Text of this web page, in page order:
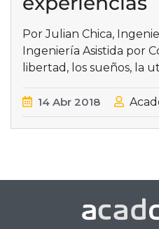
Por Julian Chica,
Ingeniería Asistida por
libertad, los sueños, la
14 Abr 2018